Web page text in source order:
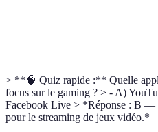
> **🧠 Quiz rapide :** Quelle
focus sur le gaming ? > - A)
Facebook Live > *Réponse : B —
pour le streaming de jeux vidéo.*